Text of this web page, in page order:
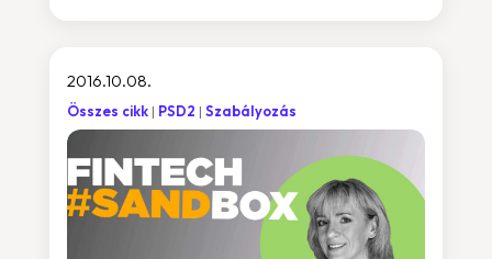
2016.10.08.
Összes cikk PSD2 Szabályozás